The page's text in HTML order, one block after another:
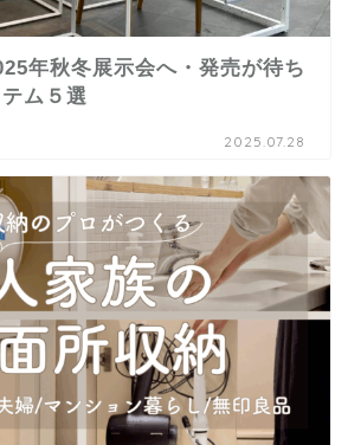
年秋冬展示会へ・発売が待ち
ム５選
2025.07.28